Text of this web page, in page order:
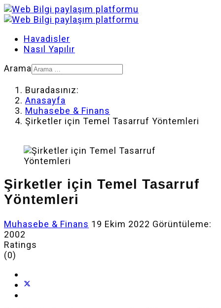
Havadisler
Nasıl Yapılır
Arama
Buradasınız:
Anasayfa
Muhasebe & Finans
Şirketler için Temel Tasarruf Yöntemleri
Şirketler için Temel Tasarruf
Yöntemleri
Muhasebe & Finans 19 Ekim 2022 Görüntüleme:
2002
Ratings
(0)